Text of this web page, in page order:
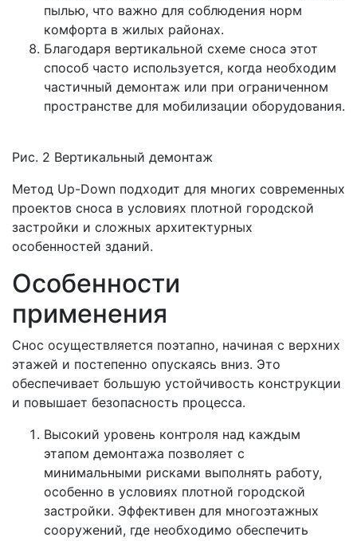
пылью, что важно для соблюдения норм
комфорта в жилых районах.
Благодаря вертикальной схеме сноса этот
способ часто используется, когда необходим
частичный демонтаж или при ограниченном
пространстве для мобилизации оборудования.
Рис. 2 Вертикальный демонтаж
Метод Up-Down подходит для многих современных
проектов сноса в условиях плотной городской
застройки и сложных архитектурных
особенностей зданий.
Особенности
применения
Снос осуществляется поэтапно, начиная с верхних
этажей и постепенно опускаясь вниз. Это
обеспечивает большую устойчивость конструкции
и повышает безопасность процесса.
Высокий уровень контроля над каждым
этапом демонтажа позволяет с
минимальными рисками выполнять работу,
особенно в условиях плотной городской
застройки. Эффективен для многоэтажных
сооружений, где необходимо обеспечить